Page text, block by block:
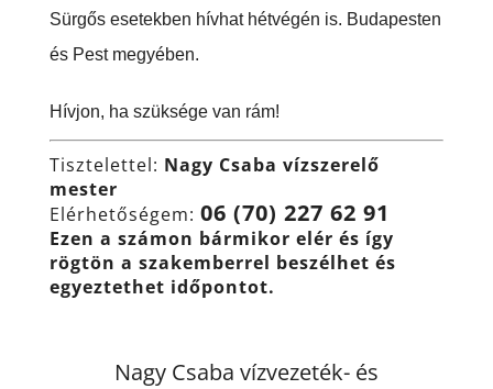
Sürgős esetekben hívhat hétvégén is. Budapesten
és Pest megyében.
Hívjon, ha szüksége van rám!
Tisztelettel: Nagy Csaba vízszerelő
mester
Elérhetőségem: 06 (70) 227 62 91
Ezen a számon bármikor elér és így
rögtön a szakemberrel beszélhet és
egyeztethet időpontot.
Nagy Csaba vízvezeték- és